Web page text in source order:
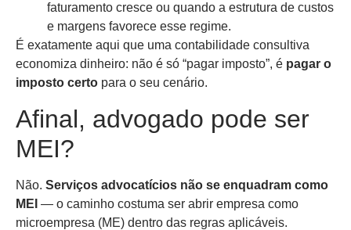
faturamento cresce ou quando a estrutura de custos
e margens favorece esse regime.
É exatamente aqui que uma contabilidade consultiva
economiza dinheiro: não é só “pagar imposto”, é pagar o
imposto certo para o seu cenário.
Afinal, advogado pode ser
MEI?
Não. Serviços advocatícios não se enquadram como
MEI — o caminho costuma ser abrir empresa como
microempresa (ME) dentro das regras aplicáveis.